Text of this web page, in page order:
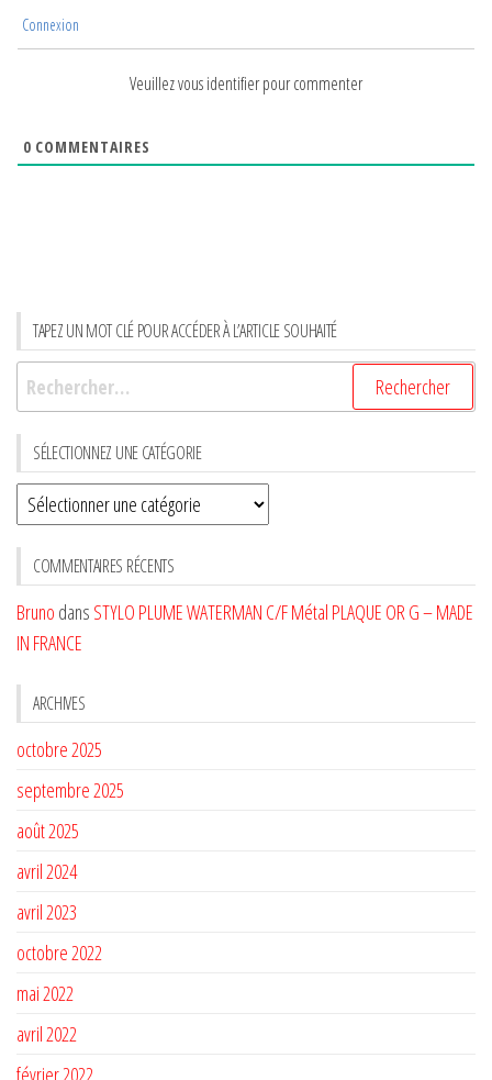
Connexion
Veuillez vous identifier pour commenter
0 COMMENTAIRES
TAPEZ UN MOT CLÉ POUR ACCÉDER À L’ARTICLE SOUHAITÉ
Rechercher :
SÉLECTIONNEZ UNE CATÉGORIE
Sélectionnez
une
CATÉGORIE
COMMENTAIRES RÉCENTS
Bruno dans STYLO PLUME WATERMAN C/F Métal PLAQUE OR G – MADE
IN FRANCE
ARCHIVES
octobre 2025
septembre 2025
août 2025
avril 2024
avril 2023
octobre 2022
mai 2022
avril 2022